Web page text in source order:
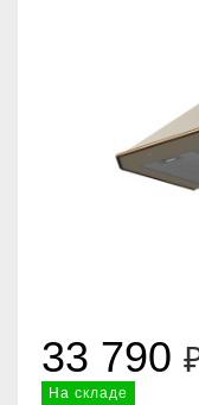
33 790
На складе